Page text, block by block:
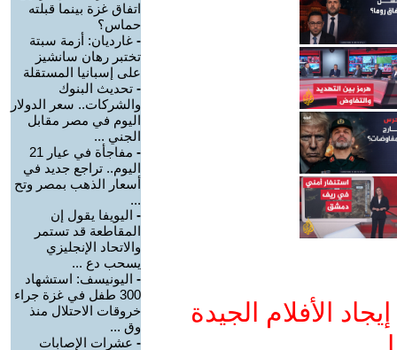
الأفلام الجيدة
اتفاق غزة بينما قبلته
حماس؟
- غارديان: أزمة سبتة
تختبر رهان سانشيز
على إسبانيا المستقلة
- تحديث البنوك
والشركات.. سعر الدولار
اليوم في مصر مقابل
الجني ...
-
مفاجأة في عيار 21
اليوم.. تراجع جديد في
أسعار الذهب بمصر وتح
...
- اليويفا يقول إن
المقاطعة قد تستمر
والاتحاد الإنجليزي
يسحب دع ...
- اليونيسف: استشهاد
300 طفل في غزة جراء
خروقات الاحتلال منذ
وق ...
- عشرات الإصابات